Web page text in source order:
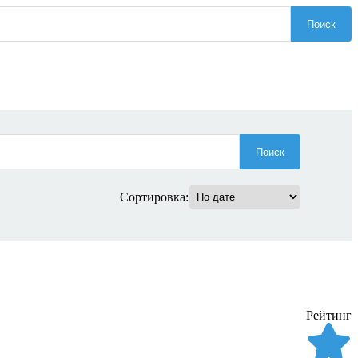
Поиск
Поиск
Сортировка:
Рейтинг